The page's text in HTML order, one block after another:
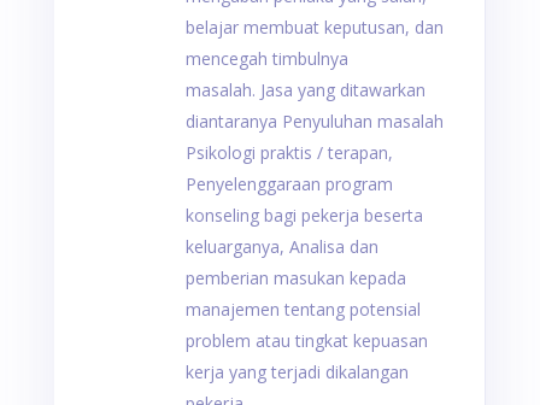
belajar membuat keputusan, dan
mencegah timbulnya
masalah. Jasa yang ditawarkan
diantaranya Penyuluhan masalah
Psikologi praktis / terapan,
Penyelenggaraan program
konseling bagi pekerja beserta
keluarganya, Analisa dan
pemberian masukan kepada
manajemen tentang potensial
problem atau tingkat kepuasan
kerja yang terjadi dikalangan